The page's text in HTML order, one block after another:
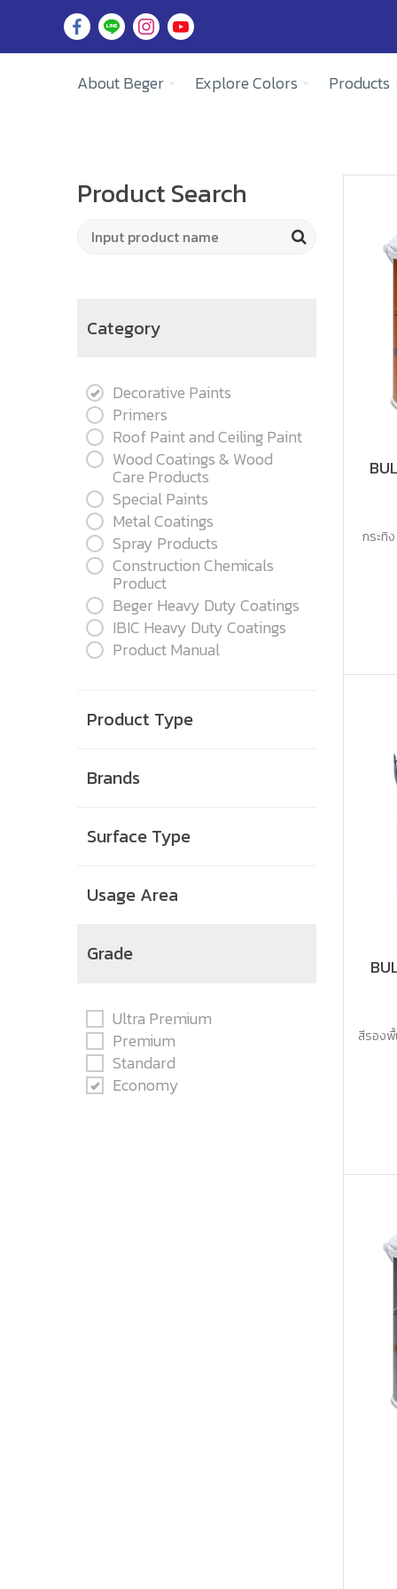
About Beger Explore Colors Products
Product Search
Category
Decorative Paints
Primers
Roof Paint and Ceiling Paint
Wood Coatings & Wood
Care Products
Special Paints
Metal Coatings
Spray Products
Construction Chemicals
Product
Beger Heavy Duty Coatings
IBIC Heavy Duty Coatings
Product Manual
Product Type
Brands
Surface Type
Usage Area
Grade
Ultra Premium
Premium
Standard
Economy
กระทิ
สีรองพื้